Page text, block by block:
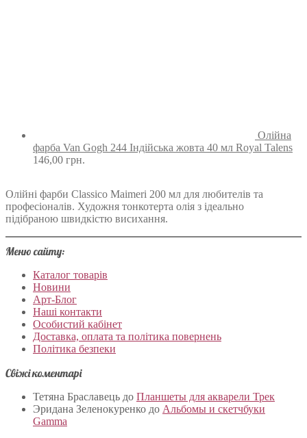
Олійна
фарба Van Gogh 244 Індійська жовта 40 мл Royal Talens
146,00 грн.
Олійні фарби Classico Maimeri 200 мл для любителів та
професіоналів. Художня тонкотерта олія з ідеально
підібраною швидкістю висихання.
Меню сайту:
Каталог товарів
Новини
Арт-Блог
Наші контакти
Особистий кабінет
Доставка, оплата та політика повернень
Політика безпеки
Свіжі коментарі
Тетяна Браславець до Планшеты для акварели Трек
Эридана Зеленокуренко до Альбомы и скетчбуки
Gamma